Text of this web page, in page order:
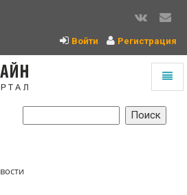
Войти Регистрация